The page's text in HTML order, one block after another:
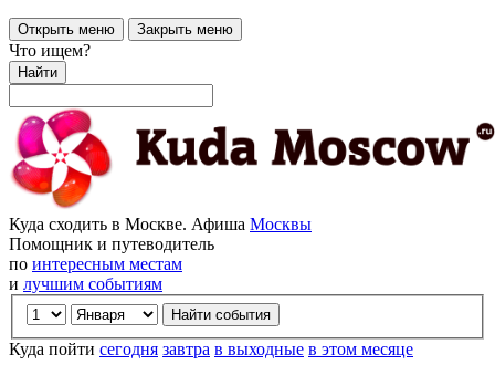
Открыть меню Закрыть меню
Что ищем?
Найти
Куда сходить в Москве. Афиша Москвы
Помощник и путеводитель
по интересным местам
и лучшим событиям
Куда пойти сегодня завтра в выходные в этом месяце